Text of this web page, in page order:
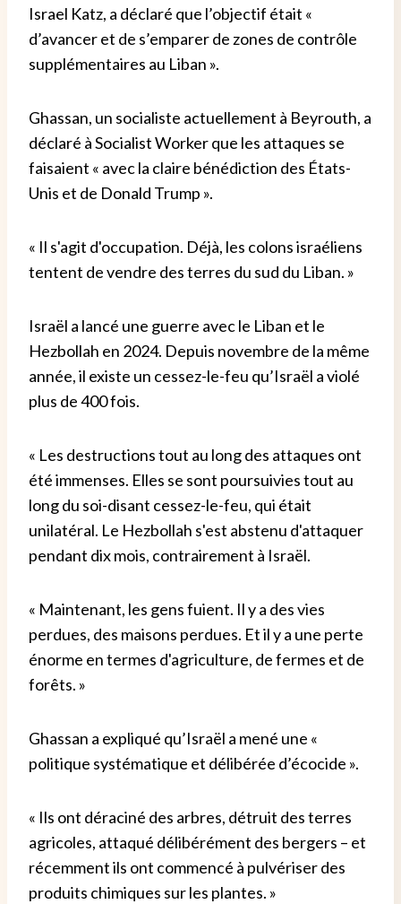
Israel Katz, a déclaré que l’objectif était «
d’avancer et de s’emparer de zones de contrôle
supplémentaires au Liban ».
Ghassan, un socialiste actuellement à Beyrouth, a
déclaré à Socialist Worker que les attaques se
faisaient « avec la claire bénédiction des États-
Unis et de Donald Trump ».
« Il s'agit d'occupation. Déjà, les colons israéliens
tentent de vendre des terres du sud du Liban. »
Israël a lancé une guerre avec le Liban et le
Hezbollah en 2024. Depuis novembre de la même
année, il existe un cessez-le-feu qu’Israël a violé
plus de 400 fois.
« Les destructions tout au long des attaques ont
été immenses. Elles se sont poursuivies tout au
long du soi-disant cessez-le-feu, qui était
unilatéral. Le Hezbollah s'est abstenu d'attaquer
pendant dix mois, contrairement à Israël.
« Maintenant, les gens fuient. Il y a des vies
perdues, des maisons perdues. Et il y a une perte
énorme en termes d'agriculture, de fermes et de
forêts. »
Ghassan a expliqué qu’Israël a mené une «
politique systématique et délibérée d’écocide ».
« Ils ont déraciné des arbres, détruit des terres
agricoles, attaqué délibérément des bergers – et
récemment ils ont commencé à pulvériser des
produits chimiques sur les plantes. »